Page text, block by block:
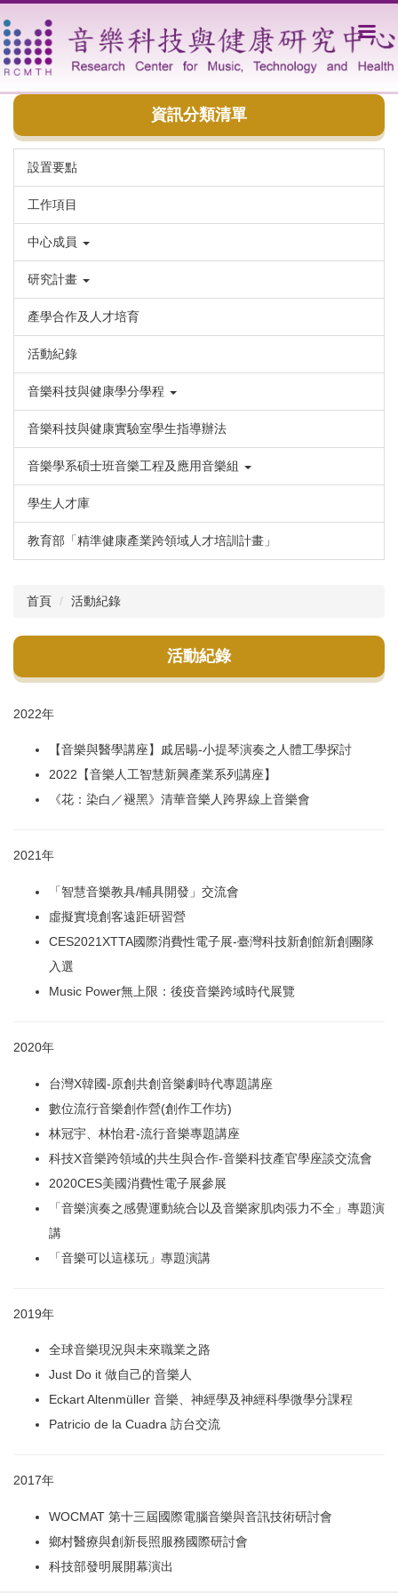
到
主
要
容
資訊分類清單
設置要點
工作項目
中心成員
研究計畫
產學合作及人才培育
活動紀錄
音樂科技與健康學分學程
音樂科技與健康實驗室學生指導辦法
音樂學系碩士班音樂工程及應用音樂組
學生人才庫
教育部「精準健康產業跨領域人才培訓計畫」
首頁 活動紀錄
活動紀錄
2022年
【音樂與醫學講座】戚居暘-小提琴演奏之人體工學探討
2022【音樂人工智慧新興產業系列講座】
《花：染白／褪黑》清華音樂人跨界線上音樂會
2021年
「智慧音樂教具/輔具開發」交流會
虛擬實境創客遠距研習營
CES2021XTTA國際消費性電子展-臺灣科技新創館新創團隊
入選
Music Power無上限：後疫音樂跨域時代展覽
2020年
台灣X韓國-原創共創音樂劇時代專題講座
數位流行音樂創作營(創作工作坊)
林冠宇、林怡君-流行音樂專題講座
科技X音樂跨領域的共生與合作-音樂科技產官學座談交流會
2020CES美國消費性電子展參展
「音樂演奏之感覺運動統合以及音樂家肌肉張力不全」專題演
講
「音樂可以這樣玩」專題演講
2019年
全球音樂現況與未來職業之路
Just Do it 做自己的音樂人
Eckart Altenmüller 音樂、神經學及神經科學微學分課程
Patricio de la Cuadra 訪台交流
2017年
WOCMAT 第十三屆國際電腦音樂與音訊技術研討會
鄉村醫療與創新長照服務國際研討會
科技部發明展開幕演出